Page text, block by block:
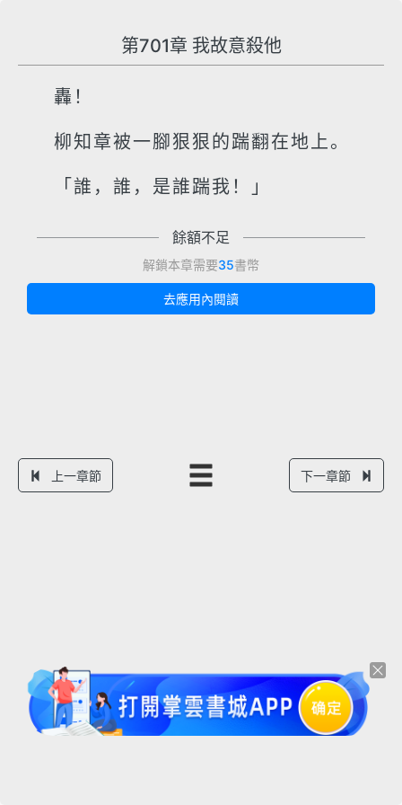
第701章 我故意殺他
轟！
柳知章被一腳狠狠的踹翻在地上。
「誰，誰，是誰踹我！」
餘額不足
解鎖本章需要35書幣
去應用內閱讀
上一章節 下一章節